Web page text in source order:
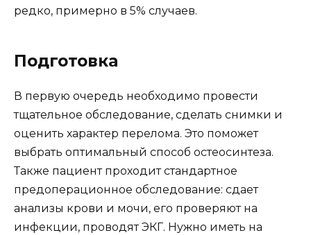
редко, примерно в 5% случаев.
Подготовка
В первую очередь необходимо провести
тщательное обследование, сделать снимки и
оценить характер перелома. Это поможет
выбрать оптимальный способ остеосинтеза.
Также пациент проходит стандартное
предоперационное обследование: сдает
анализы крови и мочи, его проверяют на
инфекции, проводят ЭКГ. Нужно иметь на